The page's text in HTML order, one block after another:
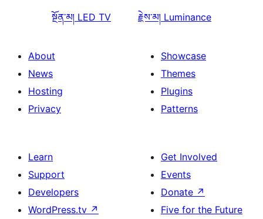
སྔོན་མ། LED TV རྗེས་མ། Luminance
About
News
Hosting
Privacy
Showcase
Themes
Plugins
Patterns
Learn
Support
Developers
WordPress.tv ↗
Get Involved
Events
Donate ↗
Five for the Future